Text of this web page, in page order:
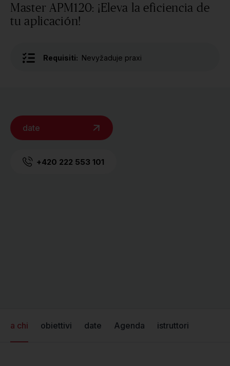
Master APM120: ¡Eleva la eficiencia de
tu aplicación!
Requisiti: Nevyžaduje praxi
date
+420 222 553 101
a chi obiettivi date Agenda istruttori